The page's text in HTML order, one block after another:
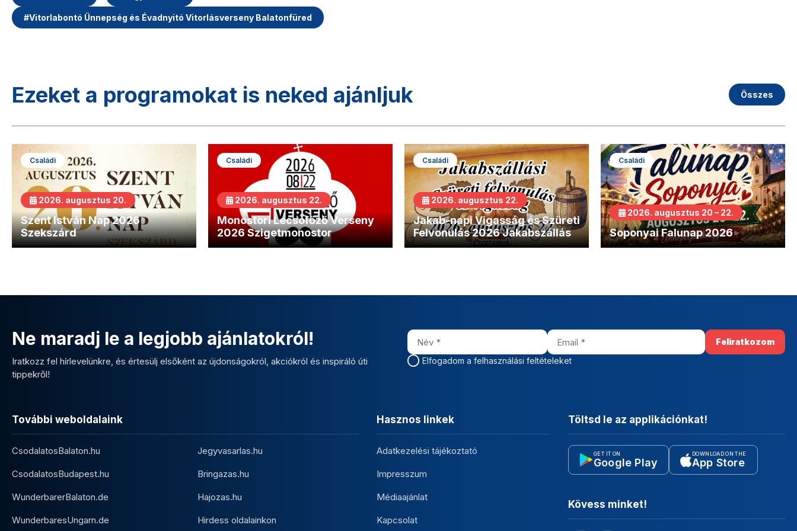
#Vitorlabontó Ünnepség és Évadnyitó Vitorlásverseny Balatonfüred
Ezeket a programokat is neked ajánljuk Összes
Családi
2026. augusztus 20.
Szent István Nap 2026
Szekszárd
Családi
2026. augusztus 22.
Monostori Lecsófőző Verseny
2026 Szigetmonostor
Családi
2026. augusztus 22.
Jakab-napi Vigasság és Szüreti
Felvonulás 2026 Jakabszállás
Családi
2026. augusztus 20 – 22.
Soponyai Falunap 2026
Ne maradj le a legjobb ajánlatokról!
Iratkozz fel hírlevelünkre, és értesülj elsőként az újdonságokról, akciókról és inspiráló úti
tippekről!
Elfogadom a felhasználási feltételeket
További weboldalaink
CsodalatosBalaton.hu
CsodalatosBudapest.hu
WunderbarerBalaton.de
WunderbaresUngarn.de
Jegyvasarlas.hu
Bringazas.hu
Hajozas.hu
Hirdess oldalainkon
Hasznos linkek
Adatkezelési tájékoztató
Impresszum
Médiaajánlat
Kapcsolat
Töltsd le az applikációnkat!
GET IT ON
Google Play
DOWNLOAD ON THE
App Store
Kövess minket!